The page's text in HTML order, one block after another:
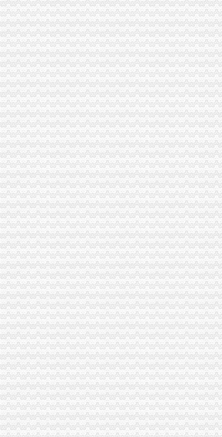
西西里“石头花园”里的鲜花地毯,sofia霏行天下旅游攻略-艺龙旅游
沙文生态科技产园花卉摆放项目招标文件.doc
回兴办执照
海归潮背后的中国吸引力_国际新闻_环球网
户口迁入登记办事指南
广东省教育厅
户政业务办事指南_双峰网
公民变更姓名、日期、民族等有何规定?_高考前夕2007_新浪博客
渝北区办执照流程
渝北日报数字报-区行管办“六管齐下”实现审批提速
9月到两江新区学开直升机高中及以上学历均可报名-教育频道-华龙网
城二分公司原渝北区域办公网络设备维护项目_比选公告_中国招标网_
重庆代办塞尔维亚亲签证|重庆办理塞尔维亚亲签证申请流程_重庆
【重庆公司注册费用流程】-渝北鸳鸯易登网
重庆办执照
7900电台在重庆办理执照成功,发帖留念！（流程仅供参考）-无线电
[普安县][重庆市渝中区办营业执照要多少钱扣扣]酒店预订
重庆代帐重庆执照代办公司重庆公司注册重庆代办执照|重庆航桥财务
重庆办营业执照【Q.】刻-天和人家业主论坛-北京搜狐焦点
工商代办、代办执照、税务代理—重庆—快点8分类信息网
渝北区办执照
渝北造创业型城区服务临空都市区建设_房产重庆站_腾讯网
渝北区增“四力”推进教育实践活动_网易新闻
工商注册,代理记账,许可证办理,变更,注销,迁移-重庆浩恩工商
重庆渝北区国税局加州税务所地址,重庆渝北区国税局加州税务所地址
重庆渝北人民院三任院长前“腐”后“继”-全刊杂志赏析网免费电
空港新城
【许昌空港新城（二期）二手房|空港新城（二期）二手房买卖】-许昌
空港新城公寓出租_济南空港新城酒店式公寓房屋出租价格,空港新城
空港新城简单装修租房,滨州空港新城简装出租整租,滨州空港新城简
空港新城房价网,2018空港新城房价走势图,南宁萧山空港新城二手房
空港新城1号线路_空港新城1号线公交车路线_咸空港新城1号线路_
松树桥办执照
残屑飞扬——晋江文学城网友交流区
隆平高科：湖南启元律师事务所关于公司发行股份购买资产暨关联交易
中央环保督察组向山东转办群众信访举报件及边督边改公开况一览表
税收法律法规汇编2010版-MBA智库文档
“三不管”砂石场年内变身景观林-新闻频道-和讯网
一碗水办执照
专家建议网店年交易超20万应纳税-新疆天山网
第3章冥--叫_民间十宗异闻录_逐浪小说
澳门诚昌饭店（官也街店）点评,诚昌饭店（官也街店）地址_电话_